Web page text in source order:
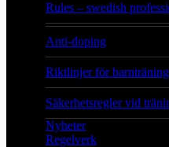
Rules – swedish
Anti-doping
Riktlinjer för barnträning
Säkerhetsregler vid
Nyheter
Regelverk